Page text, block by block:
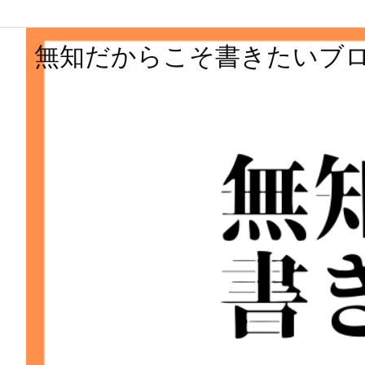
無知だからこそ書きたいブ